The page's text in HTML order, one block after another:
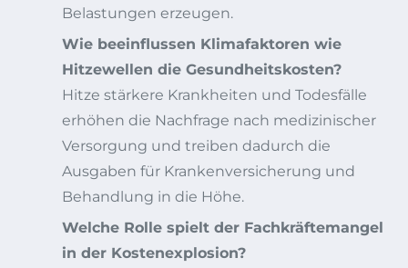
Belastungen erzeugen.
Wie beeinflussen Klimafaktoren wie
Hitzewellen die Gesundheitskosten?
Hitze stärkere Krankheiten und Todesfälle
erhöhen die Nachfrage nach medizinischer
Versorgung und treiben dadurch die
Ausgaben für Krankenversicherung und
Behandlung in die Höhe.
Welche Rolle spielt der Fachkräftemangel
in der Kostenexplosion?